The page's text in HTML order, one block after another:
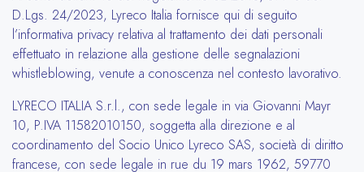
D.Lgs. 24/2023, Lyreco Italia fornisce qui di seguito
l’informativa privacy relativa al trattamento dei dati personali
effettuato in relazione alla gestione delle segnalazioni
whistleblowing, venute a conoscenza nel contesto lavorativo.
LYRECO ITALIA S.r.l., con sede legale in via Giovanni Mayr
10, P.IVA 11582010150, soggetta alla direzione e al
coordinamento del Socio Unico Lyreco SAS, società di diritto
francese, con sede legale in rue du 19 mars 1962, 59770